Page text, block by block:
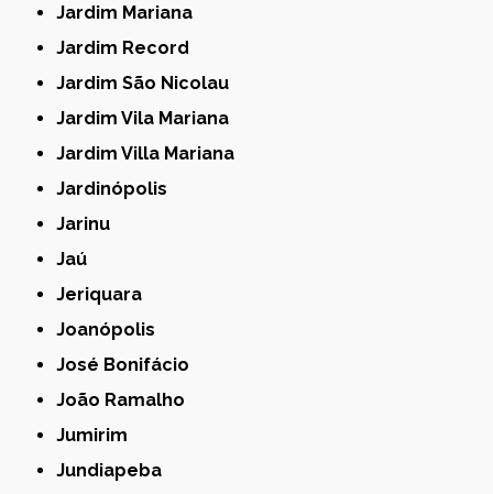
Jardim Mariana
Jardim Record
Jardim São Nicolau
Jardim Vila Mariana
Jardim Villa Mariana
Jardinópolis
Jarinu
Jaú
Jeriquara
Joanópolis
José Bonifácio
João Ramalho
Jumirim
Jundiapeba